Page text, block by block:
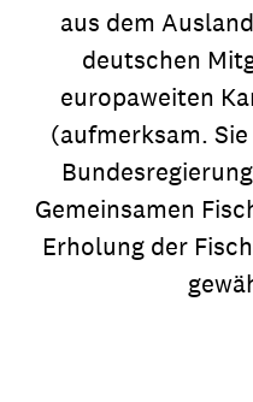
aus dem
deutschen
europaweiten
(aufmerksam.
Gemeinsamen
Erholung der